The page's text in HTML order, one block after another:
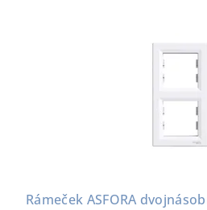
Rámeček ASFORA